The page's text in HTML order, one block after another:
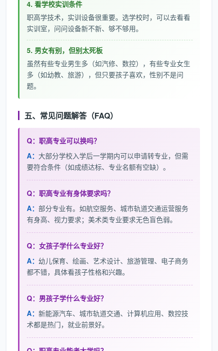
4. 看学校实训条件
职高学技术，实训设备很重要。选学校时，可以去看看
实训室，问问设备新不新、够不够用。
5. 男女有别，但别太死板
虽然有些专业男生多（如汽修、数控），有些专业女生
多（如幼教、旅游），但只要孩子喜欢，性别不是问
题。
五、常见问题解答（FAQ）
Q：职高专业可以换吗？
A： 大部分学校入学后一学期内可以申请转专业，但需
要符合条件（如成绩达标、专业名额有空缺）。
Q：职高专业有身体要求吗？
A： 部分专业有。如航空服务、城市轨道交通运营服务
有身高、视力要求；美术类专业要求无色盲色弱。
Q：女孩子学什么专业好？
A： 幼儿保育、绘画、艺术设计、旅游管理、电子商务
都不错，具体看孩子性格和兴趣。
Q：男孩子学什么专业好？
A： 新能源汽车、城市轨道交通、计算机应用、数控技
术都是热门，就业前景好。